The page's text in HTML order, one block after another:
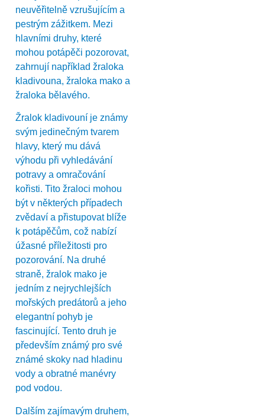
neuvěřitelně vzrušujícím a
pestrým zážitkem. Mezi
hlavními druhy, které
mohou potápěči pozorovat,
zahrnují například žraloka
kladivouna, žraloka mako a
žraloka bělavého.
Žralok kladivouní je známy
svým jedinečným tvarem
hlavy, který mu dává
výhodu při vyhledávání
potravy a omračování
kořisti. Tito žraloci mohou
být v některých případech
zvědaví a přistupovat blíže
k potápěčům, což nabízí
úžasné příležitosti pro
pozorování. Na druhé
straně, žralok mako je
jedním z nejrychlejších
mořských predátorů a jeho
elegantní pohyb je
fascinující. Tento druh je
především známý pro své
známé skoky nad hladinu
vody a obratné manévry
pod vodou.
Dalším zajímavým druhem,